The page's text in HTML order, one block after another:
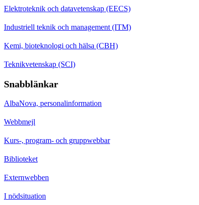
Elektroteknik och datavetenskap (EECS)
Industriell teknik och management (ITM)
Kemi, bioteknologi och hälsa (CBH)
Teknikvetenskap (SCI)
Snabblänkar
AlbaNova, personalinformation
Webbmejl
Kurs-, program- och gruppwebbar
Biblioteket
Externwebben
I nödsituation